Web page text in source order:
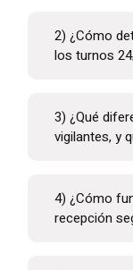
2) ¿Cómo
los turnos
3) ¿Qué
vigilantes, y
4) ¿Cómo
recepción